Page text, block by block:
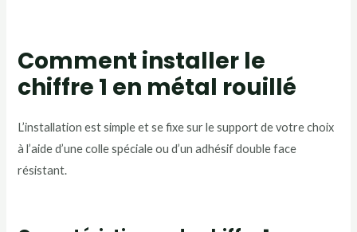
Comment installer le
chiffre 1 en métal rouillé
L’installation est simple et se fixe sur le support de votre choix
à l’aide d’une colle spéciale ou d’un adhésif double face
résistant.